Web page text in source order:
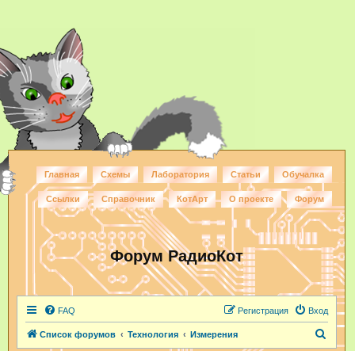
Главная Схемы Лаборатория Статьи Обучалка
Ссылки Справочник КотАрт О проекте Форум
Форум РадиоКот
FAQ Вход
Регистрация
Список форумов Технология Измерения